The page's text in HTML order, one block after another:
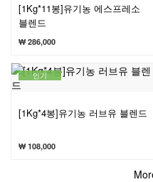
[1Kg*11봉]유기농 에스프레소
블렌드
₩ 286,000
인기
[1Kg*4봉]유기농 러브유 블렌드
₩ 108,000